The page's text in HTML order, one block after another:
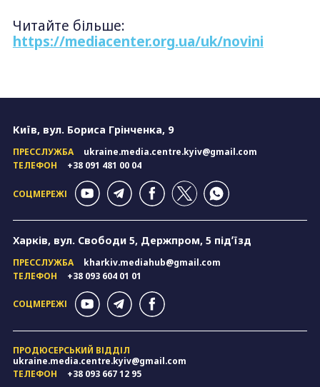
Читайте більше:
https://mediacenter.org.ua/uk/novini
Київ, вул. Бориса Грінченка, 9
ПРЕССЛУЖБА
ukraine.media.centre.kyiv@gmail.com
ТЕЛЕФОН
+38 091 481 00 04
СОЦМЕРЕЖІ
Харків, вул. Свободи 5, Держпром, 5 підʼїзд
ПРЕССЛУЖБА
kharkiv.mediahub@gmail.com
ТЕЛЕФОН
+38 093 604 01 01
СОЦМЕРЕЖІ
ПРОДЮСЕРСЬКИЙ ВІДДІЛ
ukraine.media.centre.kyiv@gmail.com
ТЕЛЕФОН
+38 093 667 12 95